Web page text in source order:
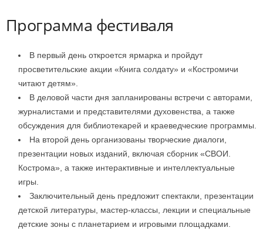
Программа фестиваля
В первый день откроется ярмарка и пройдут
просветительские акции «Книга солдату» и «Костромичи
читают детям».
В деловой части дня запланированы встречи с авторами,
журналистами и представителями духовенства, а также
обсуждения для библиотекарей и краеведческие программы.
На второй день организованы творческие диалоги,
презентации новых изданий, включая сборник «СВОИ.
Кострома», а также интерактивные и интеллектуальные
игры.
Заключительный день предложит спектакли, презентации
детской литературы, мастер-классы, лекции и специальные
детские зоны с планетарием и игровыми площадками.